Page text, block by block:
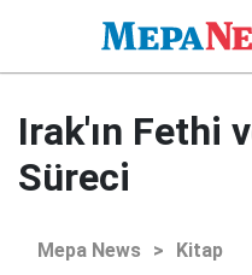
Irak'ın Fethi
Süreci
Mepa News > Kitap